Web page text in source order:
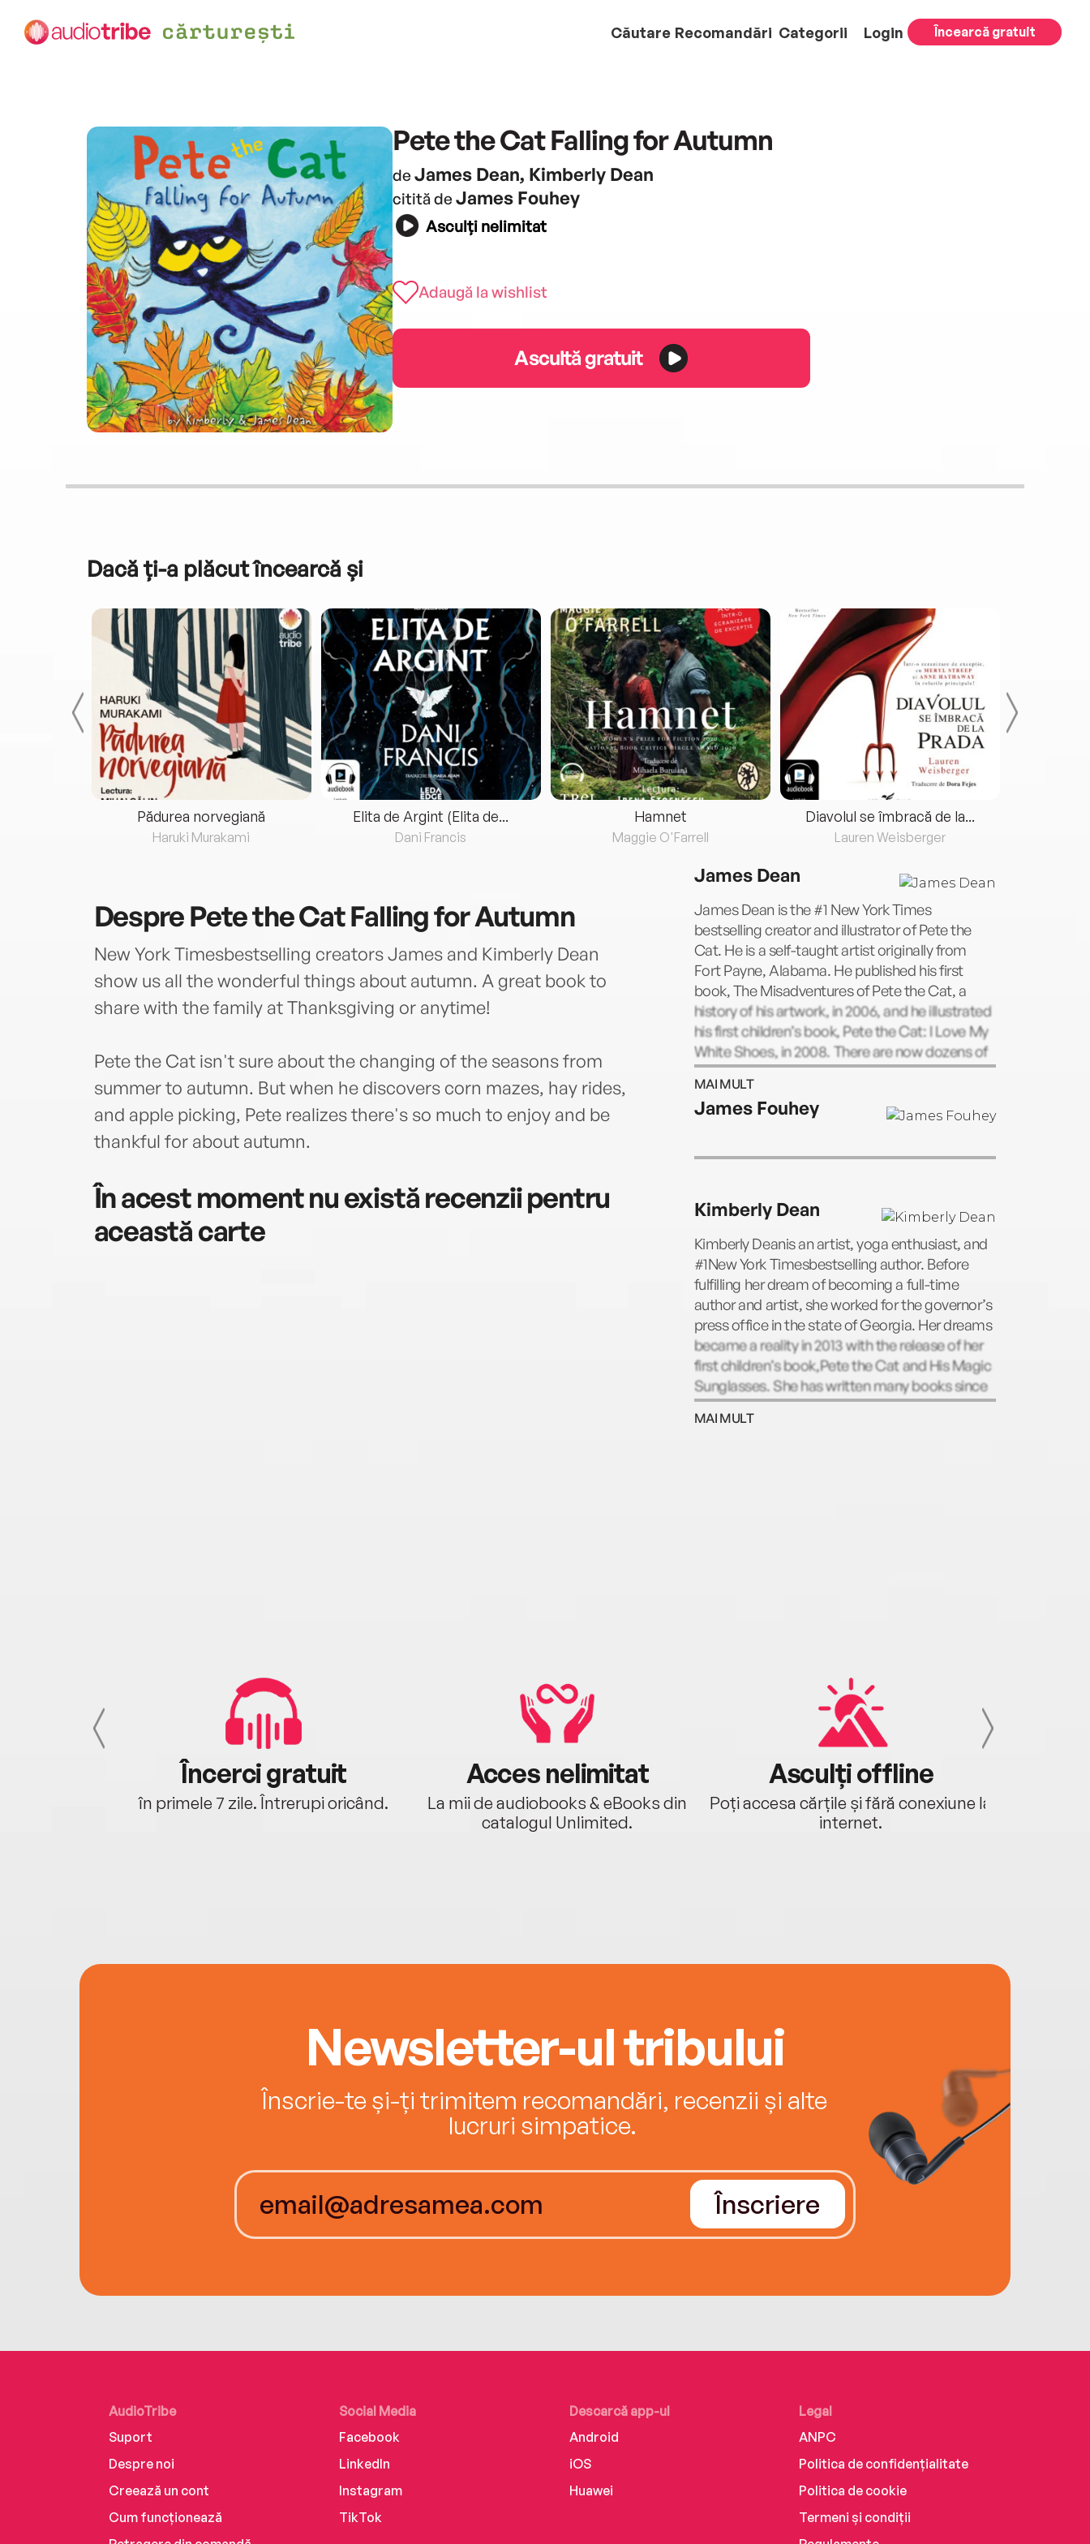
Căutare Recomandări Categorii Login Încearcă gratuit
Pete the Cat Falling for Autumn
de James Dean, Kimberly Dean
citită de James Fouhey
Asculți nelimitat
Adaugă la wishlist
Ascultă gratuit
Dacă ți-a plăcut încearcă și
Pădurea norvegiană
Haruki Murakami
Elita de Argint (Elita de...
Dani Francis
Hamnet
Maggie O'Farrell
Diavolul se îmbracă de la...
Lauren Weisberger
DesprePete the Cat Falling for Autumn
New York Timesbestselling creators James and Kimberly Dean
show us all the wonderful things about autumn. A great book to
share with the family at Thanksgiving or anytime!
Pete the Cat isn't sure about the changing of the seasons from
summer to autumn. But when he discovers corn mazes, hay rides,
and apple picking, Pete realizes there's so much to enjoy and be
thankful for about autumn.
În acest moment nu există recenzii pentru
această carte
James Dean
James Dean is the #1 New York Times
bestselling creator and illustrator of Pete the
Cat. He is a self-taught artist originally from
Fort Payne, Alabama. He published his first
book, The Misadventures of Pete the Cat, a
history of his artwork, in 2006, and he illustrated
his first children’s book, Pete the Cat: I Love My
White Shoes, in 2008. There are now dozens of
published Pete the Cat titles, all inspired by
James’s real-life rescue pet.
MAI MULT
James Fouhey
Kimberly Dean
Kimberly Deanis an artist, yoga enthusiast, and
#1New York Timesbestselling author. Before
fulfilling her dream of becoming a full-time
author and artist, she worked for the governor’s
press office in the state of Georgia. Her dreams
became a reality in 2013 with the release of her
first children’s book,Pete the Cat and His Magic
Sunglasses. She has written many books since
then, including the Willow and Oliver series.
Kimberly lives in Georgia with her dog, Gypsy,
MAI MULT
Încerci gratuit
în primele 7 zile. Întrerupi oricând.
Acces nelimitat
La mii de audiobooks & eBooks din
catalogul Unlimited.
Asculți offline
Poți accesa cărțile și fără conexiune la
internet.
Newsletter-ul tribului
Înscrie-te și-ți trimitem recomandări, recenzii și alte
lucruri simpatice.
Înscriere
AudioTribe
Suport
Despre noi
Creează un cont
Cum funcționează
Social Media
Facebook
LinkedIn
Instagram
TikTok
Descarcă app-ul
Android
iOS
Huawei
Legal
ANPC
Politica de confidențialitate
Politica de cookie
Termeni și condiții